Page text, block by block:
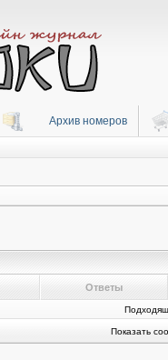
Архив номеров
Ответы
Показать